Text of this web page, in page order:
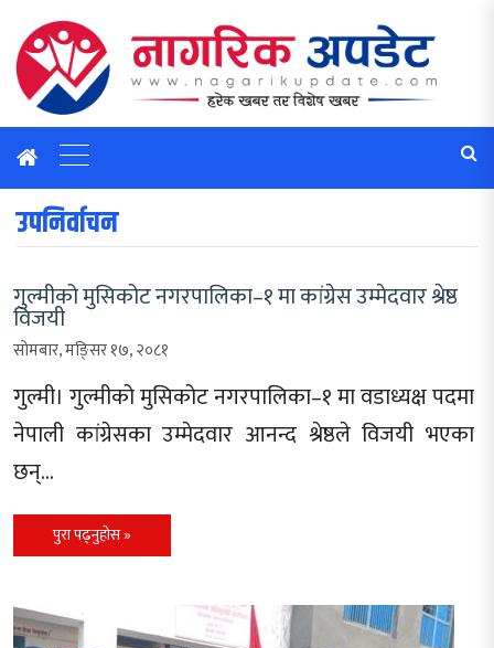
उपनिर्वाचन
गुल्मीको मुसिकोट नगरपालिका–१ मा कांग्रेस उम्मेदवार श्रेष्ठ
विजयी
सोमबार, मङि्सर १७, २०८१
गुल्मी। गुल्मीको मुसिकोट नगरपालिका–१ मा वडाध्यक्ष पदमा
नेपाली कांग्रेसका उम्मेदवार आनन्द श्रेष्ठले विजयी भएका
छन्…
पुरा पढ्नुहोस »